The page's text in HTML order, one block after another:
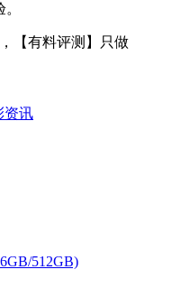
【有料评测】只做
资讯